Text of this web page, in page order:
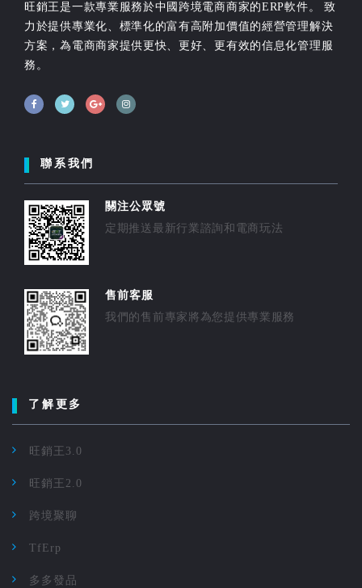
旺銷王是一款專業服務於中國跨境電商商家的ERP軟件。 致
力於提供專業化、標準化的富有高附加價值的經營管理解決
方案，為電商商家提供更快、更好、更有效的信息化管理服
務。
聯系我們
關注公眾號
定期推送最新行業諮詢和電商玩法
售前客服
我們的售前專家將為您提供專業服務
了解更多
旺銷王3.0
旺銷王2.0
跨境聚聊
TfErp
多多發品